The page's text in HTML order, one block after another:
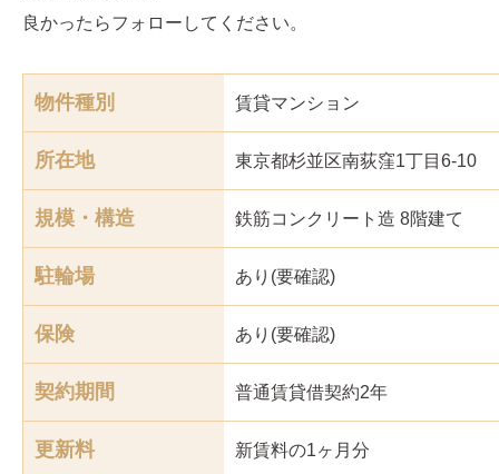
良かったらフォローしてください。
物件種別 賃貸マンション
所在地 東京都杉並区南荻窪1丁目6‐10
規模・構造 鉄筋コンクリート造 8階建て
駐輪場 あり(要確認)
保険 あり(要確認)
契約期間 普通賃貸借契約2年
更新料 新賃料の1ヶ月分